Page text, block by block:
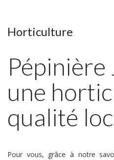
Horticulture
Pépinière
une
qualité
Pour vous, grâce à notre